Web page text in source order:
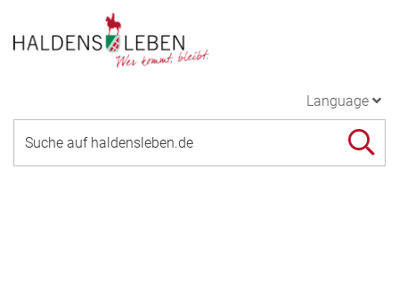
Language